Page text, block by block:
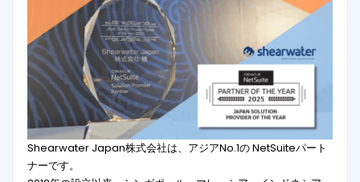
Shearwater Japan株式会社は、アジアNo.1の NetSuiteパート
ナーです。